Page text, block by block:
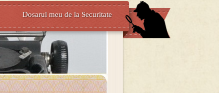
Dosarul meu de la Securitate